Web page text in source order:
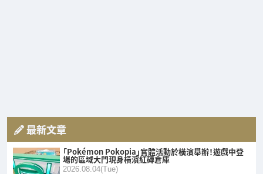
最新文章
「Pokémon Pokopia」實體活動於橫濱舉辦！遊戲中登
場的區域大門現身橫濱紅磚倉庫
2026.08.04(Tue)